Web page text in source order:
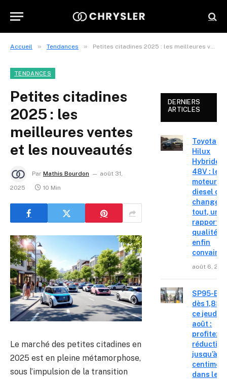
Accueil » Tendances » Petites citadines 2025 : les meilleures ventes et les nouveautés
TENDANCES
Petites citadines
2025 : les
meilleures ventes
et les nouveautés
Par Mathis Bourdon
août 31,
2025
10 Min
Le marché des petites citadines en
2025 est en pleine métamorphose,
sous l’impulsion de la transition
DERNIERS
ARTICLES
Toyota
Hilux
Hybride
48V : le
moteur
diesel qui
change
tout, un
rapport
qualité-
enfin
août 6,
SP95-E10
dès 1,85
ce jeudi 6
août :
profitez
jusqu’à 15
centimes
dans les